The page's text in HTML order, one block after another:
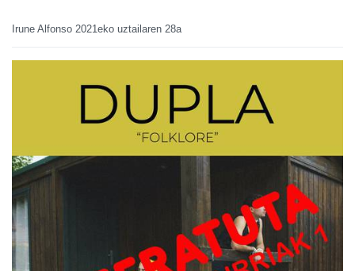
Irune Alfonso 2021eko uztailaren 28a